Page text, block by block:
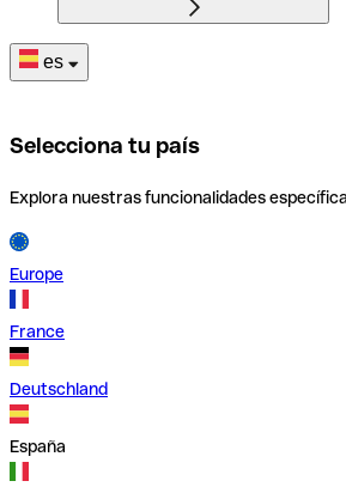
es
Selecciona tu país
Explora nuestras funcionalidades
Europe
France
Deutschland
España